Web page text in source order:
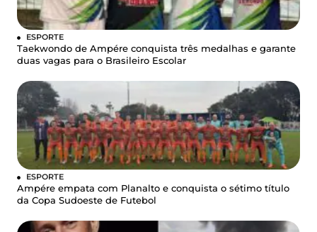
ESPORTE
Taekwondo de Ampére conquista três medalhas e garante
duas vagas para o Brasileiro Escolar
ESPORTE
Ampére empata com Planalto e conquista o sétimo título
da Copa Sudoeste de Futebol